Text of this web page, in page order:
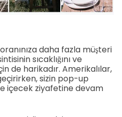
daha fazla müşteri
sıcaklığını ve
de harikadır. Amerikalılar,
sizin pop-up
içecek ziyafetine devam